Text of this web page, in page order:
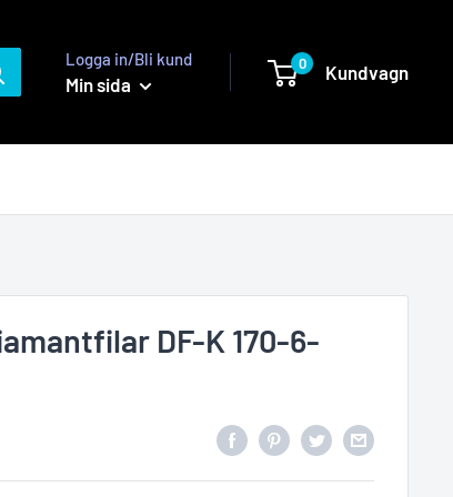
Logga in/Bli kund
Min sida
0 Kundvagn
DF-K 170-6-